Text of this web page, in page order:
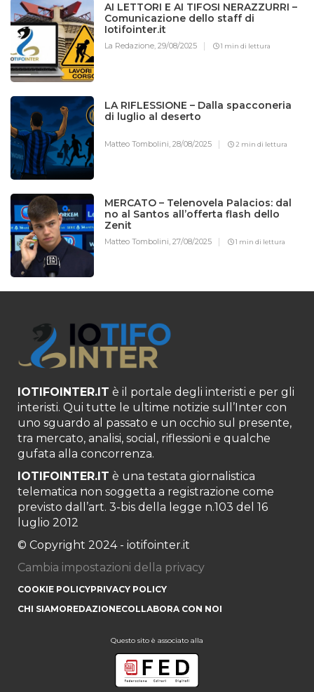
AI LETTORI E AI TIFOSI NERAZZURRI –
Comunicazione dello staff di
Iotifointer.it
La Redazione,29/08/2025 1 min di lettura
LA RIFLESSIONE – Dalla spacconeria
di luglio al deserto
Matteo Tombolini,28/08/2025 2 min di lettura
MERCATO – Telenovela Palacios: dal
no al Santos all’offerta flash dello
Zenit
Matteo Tombolini,27/08/2025 1 min di lettura
IOTIFOINTER.IT è il portale degli interisti e per gli
interisti. Qui tutte le ultime notizie sull’Inter con
uno sguardo al passato e un occhio sul presente,
tra mercato, analisi, social, riflessioni e qualche
gufata alla concorrenza.
IOTIFOINTER.IT è una testata giornalistica
telematica non soggetta a registrazione come
previsto dall’art. 3-bis della legge n.103 del 16
luglio 2012
© Copyright 2024 - iotifointer.it
Cambia impostazioni della privacy
COOKIE POLICYPRIVACY POLICY
CHI SIAMOREDAZIONECOLLABORA CON NOI
Questo sito è associato alla